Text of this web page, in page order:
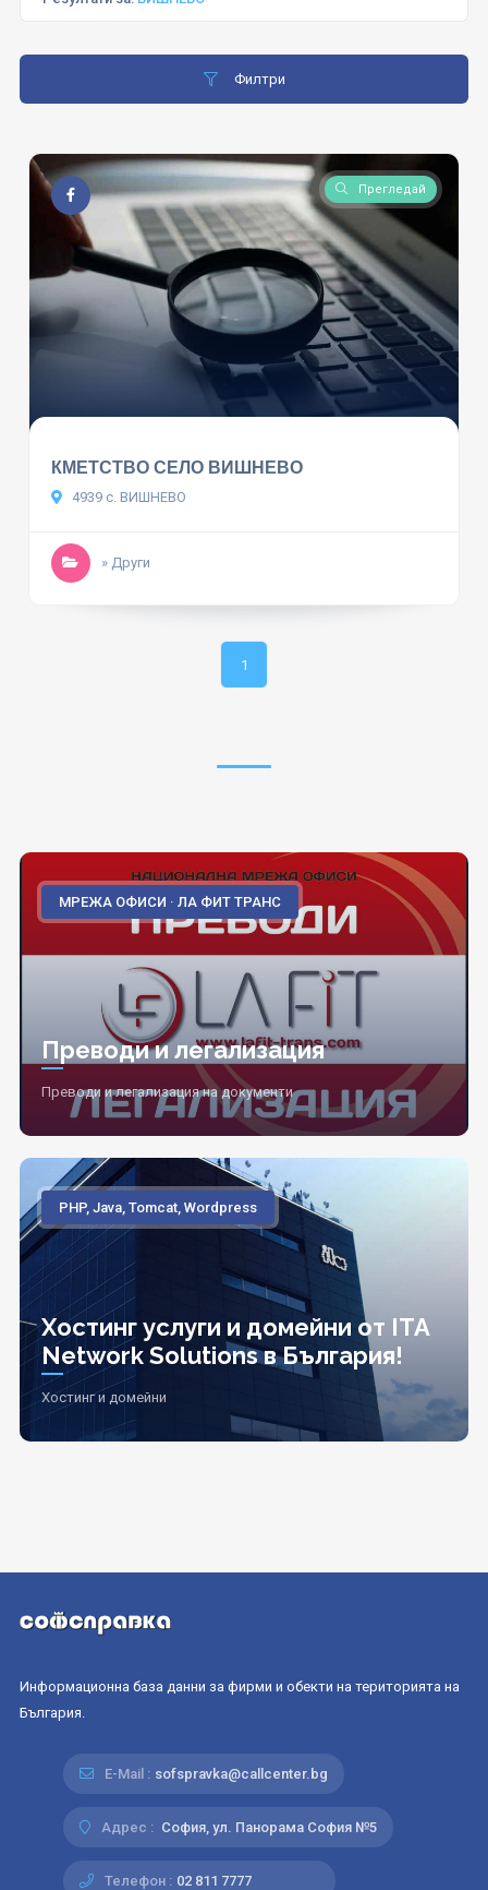
Филтри
Прегледай
КМЕТСТВО СЕЛО ВИШНЕВО
4939 с. ВИШНЕВО
» Други
1
МРЕЖА ОФИСИ · ЛА ФИТ ТРАНС
Преводи и легализация
Преводи и легализация на документи
PHP, Java, Tomcat, Wordpress
Хостинг услуги и домейни от ITA
Network Solutions в България!
Хостинг и домейни
Информационна база данни за фирми и обекти на територията на
България.
E-Mail : sofspravka@callcenter.bg
Адрес : София, ул. Панорама София №5
Телефон : 02 811 7777